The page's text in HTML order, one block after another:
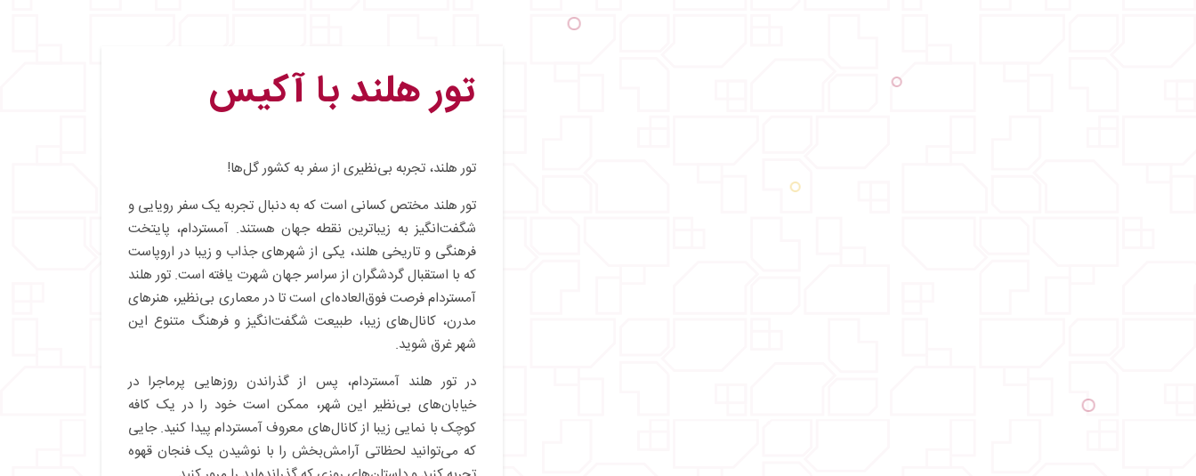
تور هلند با آکیس
تور هلند، تجربه بی‌نظیری از سفر به کشور گل‌ها!
تور هلند مختص کسانی است که به دنبال تجربه یک سفر رویایی و
شگفت‌انگیز به زیباترین نقطه جهان هستند. آمستردام، پایتخت
فرهنگی و تاریخی هلند، یکی از شهرهای جذاب و زیبا در اروپاست
که با استقبال گردشگران از سراسر جهان شهرت یافته است. تور هلند
آمستردام فرصت فوق‌العاده‌ای است تا در معماری بی‌نظیر، هنرهای
مدرن، کانال‌های زیبا، طبیعت شگفت‌انگیز و فرهنگ متنوع این
شهر غرق شوید.
در تور هلند آمستردام، پس از گذراندن روزهایی پرماجرا در
خیابان‌های بی‌نظیر این شهر، ممکن است خود را در یک کافه
کوچک با نمایی زیبا از کانال‌های معروف آمستردام پیدا کنید. جایی
که می‌توانید لحظاتی آرامش‌بخش را با نوشیدن یک فنجان قهوه